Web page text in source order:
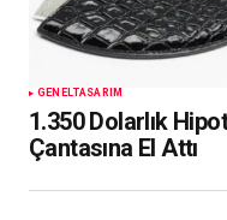
GENELTASARIM
1.350 Dolarlık
Çantasına El Attı